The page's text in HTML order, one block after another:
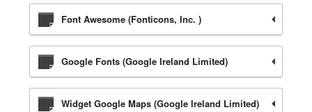
Font Awesome (Fonticons, Inc. )
Google Fonts (Google Ireland Limited)
Widget Google Maps (Google Ireland Limited)